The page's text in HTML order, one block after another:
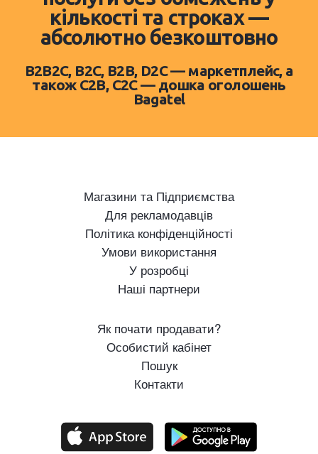
кількості та строках —
абсолютно безкоштовно
B2B2C, B2C, B2B, D2C — маркетплейс, а
також C2B, C2C — дошка оголошень
Bagatel
Магазини та Підприємства
Для рекламодавців
Політика конфіденційності
Умови використання
У розробці
Наші партнери
Як почати продавати?
Особистий кабінет
Пошук
Контакти